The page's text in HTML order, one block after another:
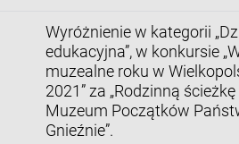
Wyróżnienie w kategorii
edukacyjna”, w konkursie
muzealne roku w
2021” za „Rodzinną
Muzeum Początków
Gnieźnie”.